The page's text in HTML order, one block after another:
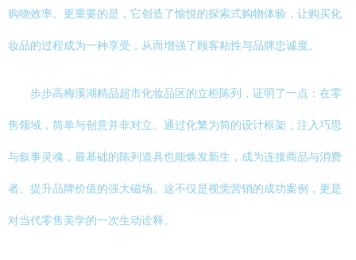
购物效率。更重要的是，它创造了愉悦的探索式购物体验，让购买化
妆品的过程成为一种享受，从而增强了顾客粘性与品牌忠诚度。
步步高梅溪湖精品超市化妆品区的立柜陈列，证明了一点：在零
售领域，简单与创意并非对立。通过化繁为简的设计框架，注入巧思
与叙事灵魂，最基础的陈列道具也能焕发新生，成为连接商品与消费
者、提升品牌价值的强大磁场。这不仅是视觉营销的成功案例，更是
对当代零售美学的一次生动诠释。